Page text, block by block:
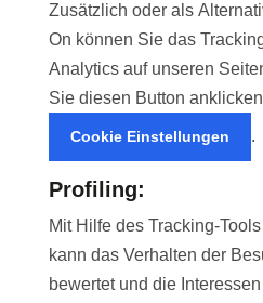
Zusätzlich oder als
On können Sie das
Analytics auf unseren
Sie diesen Button
Cookie Einstellungen .
Profiling:
Mit Hilfe des Tracking-
kann das Verhalten der
bewertet und die